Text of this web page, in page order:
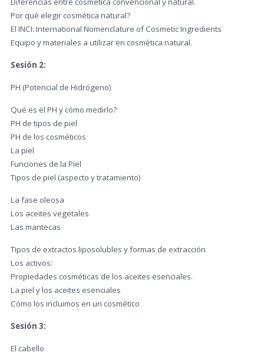
Por qué elegir cosmética natural?
El INCI: International Nomenclature of Cosmetic Ingredients
Equipo y materiales a utilizar en cosmética natural.
Sesión 2:
PH (Potencial de Hidrógeno)
Qué es el PH y cómo medirlo?
PH de tipos de piel
PH de los cosméticos
La piel
Funciones de la Piel
Tipos de piel (aspecto y tratamiento)
La fase oleosa
Los aceites vegetales
Las mantecas
Tipos de extractos liposolubles y formas de extracción
Los activos:
Propiedades cosméticas de los aceites esenciales.
La piel y los aceites esenciales
Cómo los incluimos en un cosmético
Sesión 3:
El cabello